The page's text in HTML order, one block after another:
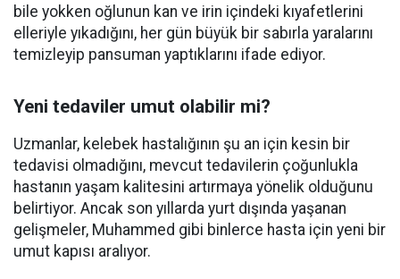
bile yokken oğlunun kan ve irin içindeki kıyafetlerini
elleriyle yıkadığını, her gün büyük bir sabırla yaralarını
temizleyip pansuman yaptıklarını ifade ediyor.
Yeni tedaviler umut olabilir mi?
Uzmanlar, kelebek hastalığının şu an için kesin bir
tedavisi olmadığını, mevcut tedavilerin çoğunlukla
hastanın yaşam kalitesini artırmaya yönelik olduğunu
belirtiyor. Ancak son yıllarda yurt dışında yaşanan
gelişmeler, Muhammed gibi binlerce hasta için yeni bir
umut kapısı aralıyor.